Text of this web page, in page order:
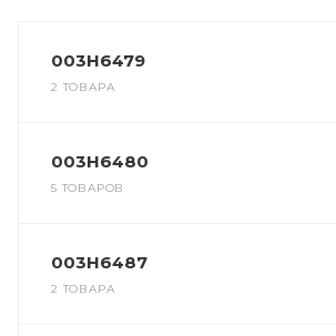
003H6479
2 ТОВАРА
003H6480
5 ТОВАРОВ
003H6487
2 ТОВАРА